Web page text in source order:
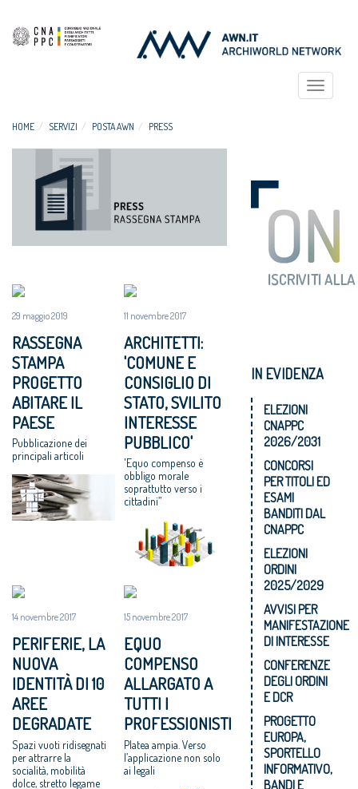
Toggle
HOME SERVIZI POSTA AWN PRESS
29 maggio 2019
RASSEGNA
STAMPA
PROGETTO
ABITARE IL
PAESE
Pubblicazione dei
principali articoli
11 novembre 2017
ARCHITETTI:
'COMUNE E
CONSIGLIO DI
STATO, SVILITO
INTERESSE
PUBBLICO'
'Equo compenso è
obbligo morale
soprattutto verso i
cittadini”
14 novembre 2017
PERIFERIE, LA
NUOVA
IDENTITÀ DI 10
AREE
DEGRADATE
Spazi vuoti ridisegnati
per attrarre la
socialità, mobilità
dolce, stretto legame
15 novembre 2017
EQUO
COMPENSO
ALLARGATO A
TUTTI I
PROFESSIONISTI
Platea ampia. Verso
l’applicazione non solo
ai legali
IN EVIDENZA
ELEZIONI
CNAPPC
2026/2031
CONCORSI
PER TITOLI ED
ESAMI
BANDITI DAL
CNAPPC
ELEZIONI
ORDINI
2025/2029
AVVISI PER
MANIFESTAZIONE
DI INTERESSE
CONFERENZE
DEGLI ORDINI
E DCR
PROGETTO
EUROPA,
SPORTELLO
INFORMATIVO,
BANDI E